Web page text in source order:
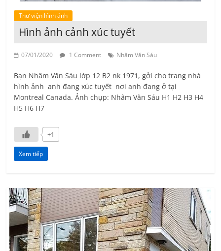
Thư viện hình ảnh
Hình ảnh cảnh xúc tuyết
07/01/2020 1 Comment Nhâm Văn Sáu
Bạn Nhâm Văn Sáu lớp 12 B2 nk 1971, gởi cho trang nhà
hình ảnh anh đang xúc tuyết nơi anh đang ở tại
Montreal Canada. Ảnh chụp: Nhâm Văn Sáu H1 H2 H3 H4
H5 H6 H7
+1
Xem tiếp